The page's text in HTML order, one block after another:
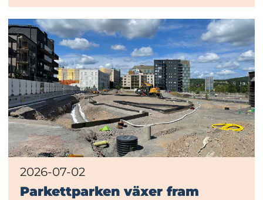
2026-07-02
Parkettparken växer fram